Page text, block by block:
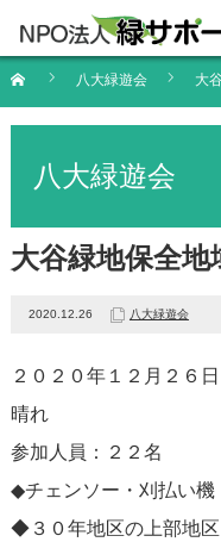
八大緑遊会 大
八大緑遊会
大谷緑地保全
2020.12.26 八大緑遊会
２０２０年１２月２６
晴れ
参加人員：２２名
◆チェンソー・刈払い機
◆３０年地区の上部地